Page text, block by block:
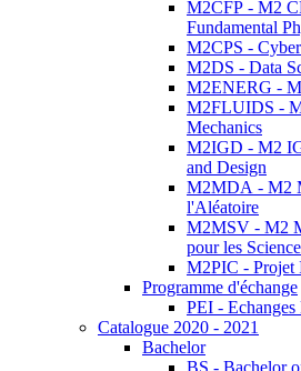
M2CFP - M2
Fundamental
M2CPS -
M2DS - Data
M2ENERG -
M2FLUIDS -
Mechanics
M2IGD - M2
and Design
M2MDA - M2
l'Aléatoire
M2MSV - M2
pour les
M2PIC - Projet
Programme d'échange
PEI - Echanges
Catalogue 2020 - 2021
Bachelor
BS - Bachelor